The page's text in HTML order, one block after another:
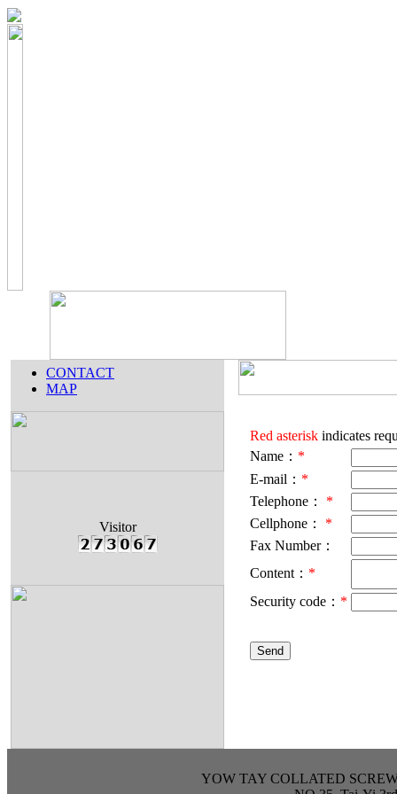
CONTACT
MAP
Visitor
Red asterisk indicates
Name： *
E-mail： *
Telephone： *
Cellphone： *
Fax Number：
Content： *
Security code： *
YOW TAY COLLATED